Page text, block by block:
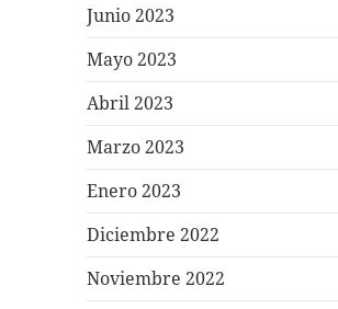
Junio 2023
Mayo 2023
Abril 2023
Marzo 2023
Enero 2023
Diciembre 2022
Noviembre 2022